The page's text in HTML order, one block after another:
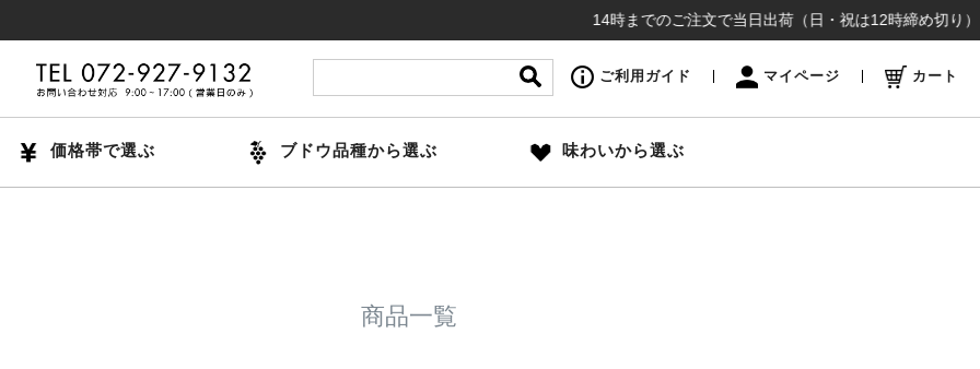
14時までのご注文で当日出荷（日・祝は12時締め切り）お
ご利用ガイド マイページ カート
価格帯で選ぶ ブドウ品種から選ぶ 味わいから選ぶ
商品一覧